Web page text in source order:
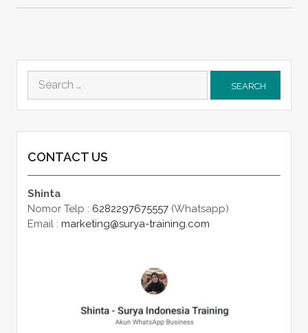
Search
for:
CONTACT US
Shinta
Nomor Telp : 6282297675557(Whatsapp)
Email : marketing@surya-training.com